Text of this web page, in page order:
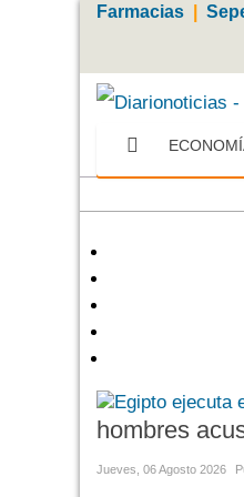
Farmacias
hombres
Jueves, 06 Agosto 2026